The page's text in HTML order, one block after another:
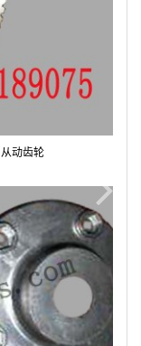
ARB50罗茨风机丨ARB65罗茨风机 从动齿轮
Next